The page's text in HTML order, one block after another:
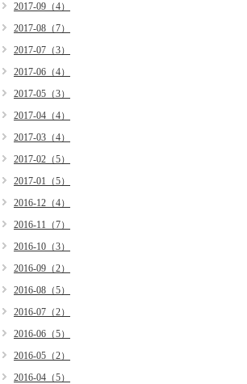
2017-09（4）
2017-08（7）
2017-07（3）
2017-06（4）
2017-05（3）
2017-04（4）
2017-03（4）
2017-02（5）
2017-01（5）
2016-12（4）
2016-11（7）
2016-10（3）
2016-09（2）
2016-08（5）
2016-07（2）
2016-06（5）
2016-05（2）
2016-04（5）